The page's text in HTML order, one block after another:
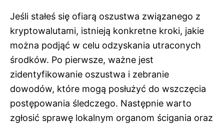
Jeśli stałeś się ofiarą oszustwa związanego z
kryptowalutami, istnieją konkretne kroki, jakie
można podjąć w celu odzyskania utraconych
środków. Po pierwsze, ważne jest
zidentyfikowanie oszustwa i zebranie
dowodów, które mogą posłużyć do wszczęcia
postępowania śledczego. Następnie warto
zgłosić sprawę lokalnym organom ścigania oraz